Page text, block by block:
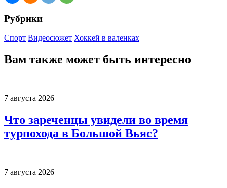
Рубрики
Спорт Видеосюжет Хоккей в валенках
Вам также может быть интересно
7 августа 2026
Что зареченцы увидели во время
турпохода в Большой Вьяс?
7 августа 2026